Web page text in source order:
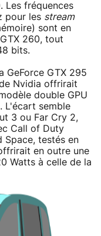
Les fréquences
pour les stream
sont en
260, tout
bits.
GeForce GTX 295
Nvidia offrirait
double GPU
L'écart semble
3 ou Far Cry 2,
Call of Duty
Space, testés en
en outre une
Watts à celle de la